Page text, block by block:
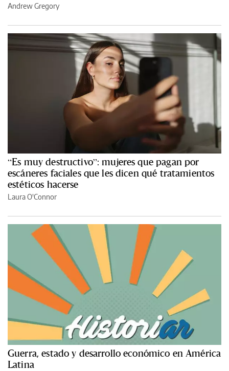
Andrew Gregory
“Es muy destructivo”: mujeres que pagan por
escáneres faciales que les dicen qué tratamientos
estéticos hacerse
Laura O'Connor
Guerra, estado y desarrollo económico en América
Latina